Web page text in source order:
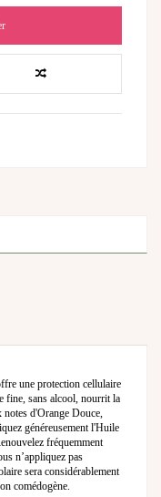
une protection cellulaire
fine, sans alcool, nourrit la
notes d'Orange Douce,
généreusement l'Huile
fréquemment
n’appliquez pas
sera considérablement
comédogène.